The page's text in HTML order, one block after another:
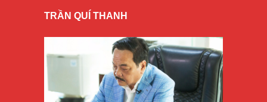
TRẦN QUÍ THANH